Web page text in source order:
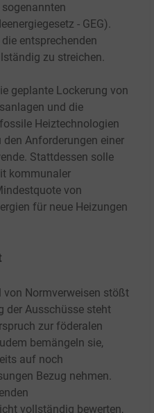
- GEG).
entsprechenden
zu streichen.
geplante Lockerung von
und die
Heiztechnologien
Anforderungen einer
Stattdessen solle
kommunaler
von
für neue Heizungen
von Normverweisen stößt
der Ausschüsse steht
zur föderalen
bemängeln sie,
auf noch
Bezug nehmen.
vollständig bewerten,